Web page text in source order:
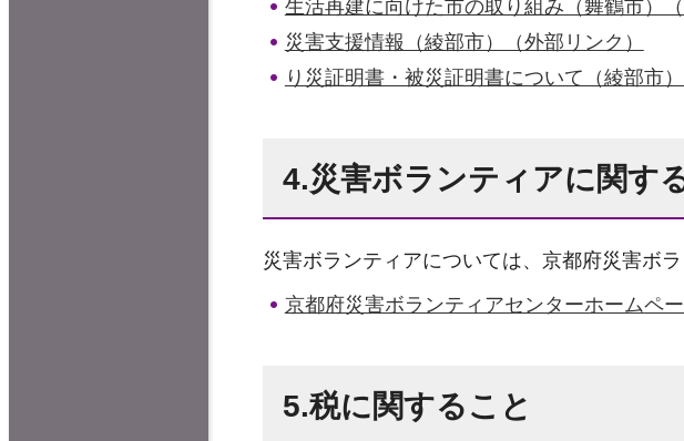
生活再建に向けた市の取り組み（舞鶴市）（
災害支援情報（綾部市）（外部リンク）
り災証明書・被災証明書について（綾部市）
4.災害ボランティアに関す
災害ボランティアについては、京都府災害ボ
京都府災害ボランティアセンターホームペー
5.税に関すること